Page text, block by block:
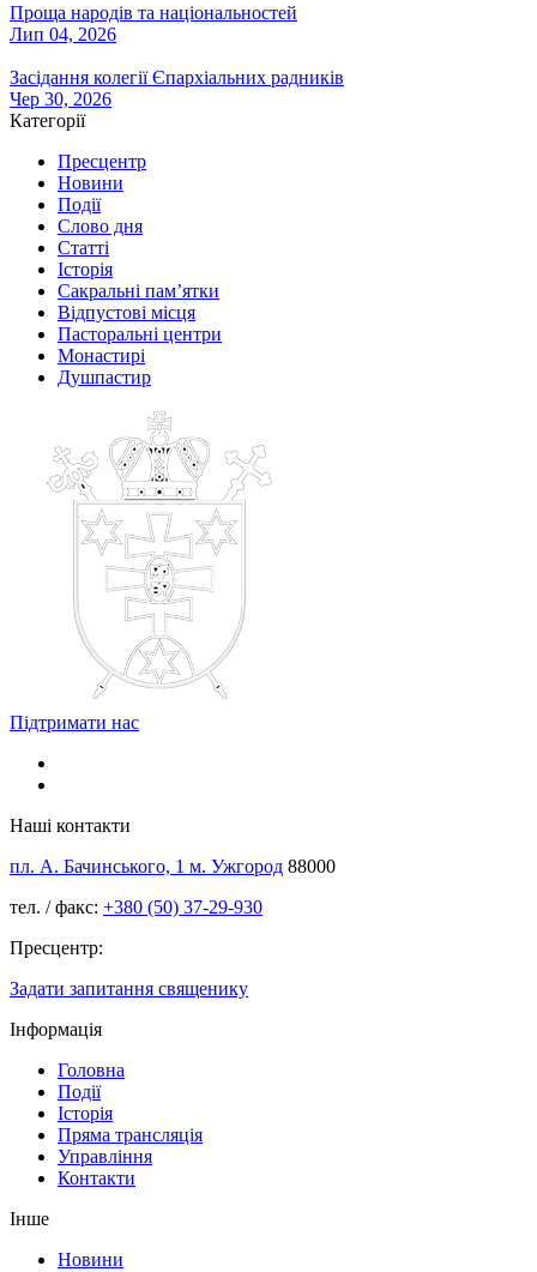
Проща народів та національностей
Лип 04, 2026
Засідання колегії Єпархіальних радників
Чер 30, 2026
Категорії
Пресцентр
Новини
Події
Слово дня
Статті
Історія
Сакральні пам’ятки
Відпустові місця
Пасторальні центри
Монастирі
Душпастир
Підтримати нас
Наші контакти
пл. А. Бачинського, 1 м. Ужгород 88000
тел. / факс: +380 (50) 37-29-930
Пресцентр:
Задати запитання священику
Інформація
Головна
Події
Історія
Пряма трансляція
Управління
Контакти
Інше
Новини